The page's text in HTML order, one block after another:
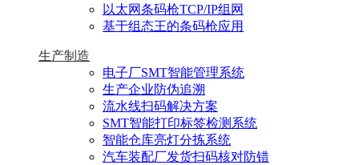
以太网条码枪TCP/IP组网
基于组态王的条码枪应用
生产制造
电子厂SMT智能管理系统
生产企业防伪追溯
流水线扫码解决方案
SMT智能打印标签检测系统
智能仓库亮灯分拣系统
汽车装配厂发货扫码核对防错